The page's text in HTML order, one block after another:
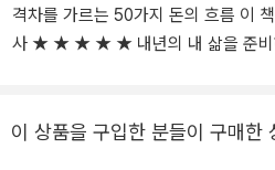
격차를 가르는 50가지 돈의 흐름 이
사 ★ ★ ★ ★ ★ 내년의 내 삶을 준비하기 위해 샀다. - ai*** 님 해
부자가 되기 위한 모범적인 길잡이. -
이 상품을 구입한 분들이 구매한